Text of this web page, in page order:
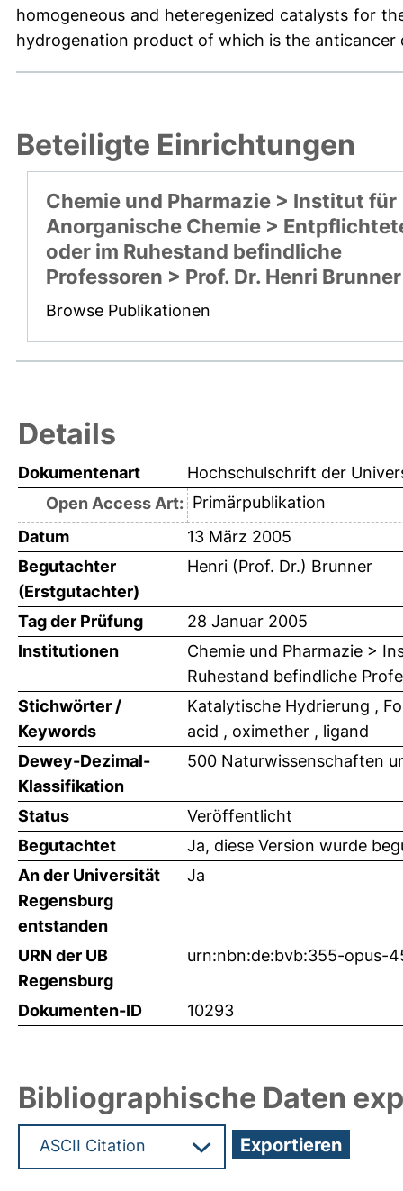
homogeneous and heteregenized catalysts for
hydrogenation product of which is the anticancer
Beteiligte Einrichtungen
Chemie und Pharmazie > Institut für
Anorganische Chemie >
oder im Ruhestand befindliche
Professoren > Prof. Dr. Henri Brunner
Browse Publikationen
Details
Dokumentenart
Hochschulschrift der
Open Access Art: Primärpublikation
Datum
13 März 2005
Begutachter
(Erstgutachter)
Henri (Prof. Dr.) Brunner
Tag der Prüfung
28 Januar 2005
Institutionen
Chemie und Pharmazie >
Ruhestand befindliche
Stichwörter /
Keywords
Katalytische Hydrierung ,
acid , oximether , ligand
Dewey-Dezimal-
Klassifikation
500 Naturwissenschaften
Status
Veröffentlicht
Begutachtet
Ja, diese Version wurde
An der Universität
Regensburg
entstanden
Ja
URN der UB
Regensburg
urn:nbn:de:bvb:355-opus-
Dokumenten-ID 10293
Bibliographische Daten